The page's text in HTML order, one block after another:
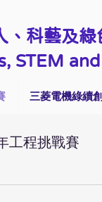
、科藝及
STEM
三菱電機綠續
工程挑戰賽